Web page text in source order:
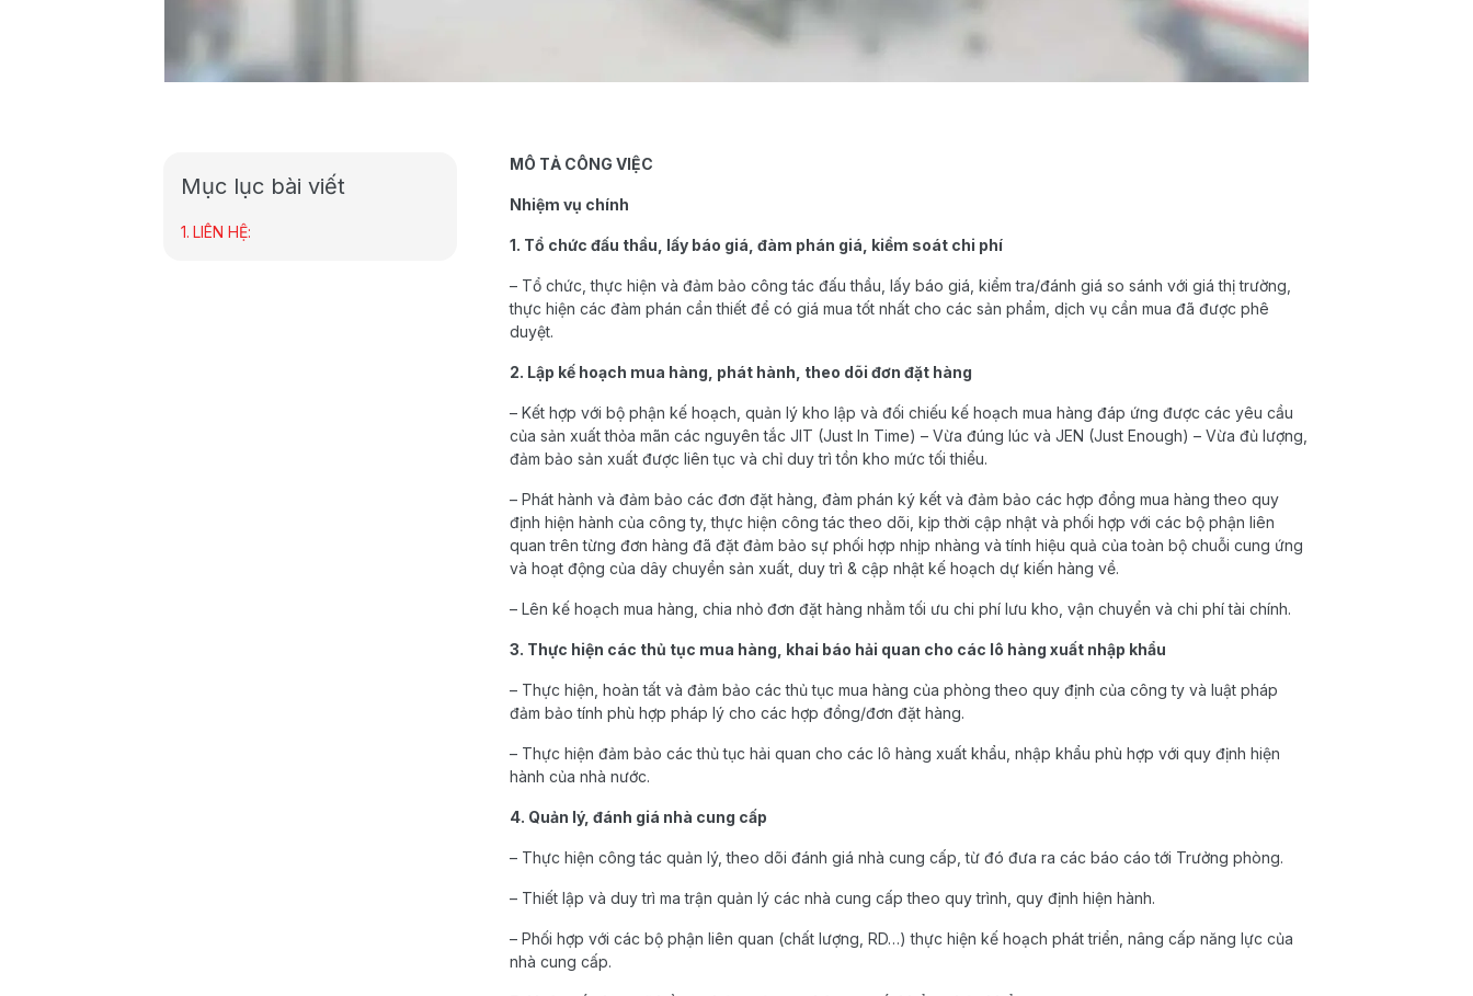
MÔ TẢ CÔNG VIỆC
Nhiệm vụ chính
1. Tổ chức đấu thầu, lấy báo giá, đàm phán giá, kiểm soát chi phí
– Tổ chức, thực hiện và đảm bảo công tác đấu thầu, lấy báo giá, kiểm tra/đánh giá so sánh với giá thị trường,
thực hiện các đàm phán cần thiết để có giá mua tốt nhất cho các sản phẩm, dịch vụ cần mua đã được phê
duyệt.
2. Lập kế hoạch mua hàng, phát hành, theo dõi đơn đặt hàng
– Kết hợp với bộ phận kế hoạch, quản lý kho lập và đối chiếu kế hoạch mua hàng đáp ứng được các yêu cầu
của sản xuất thỏa mãn các nguyên tắc JIT (Just In Time) – Vừa đúng lúc và JEN (Just Enough) – Vừa đủ lượng,
đảm bảo sản xuất được liên tục và chỉ duy trì tồn kho mức tối thiểu.
– Phát hành và đảm bảo các đơn đặt hàng, đàm phán ký kết và đảm bảo các hợp đồng mua hàng theo quy
định hiện hành của công ty, thực hiện công tác theo dõi, kịp thời cập nhật và phối hợp với các bộ phận liên
quan trên từng đơn hàng đã đặt đảm bảo sự phối hợp nhịp nhàng và tính hiệu quả của toàn bộ chuỗi cung ứng
và hoạt động của dây chuyền sản xuất, duy trì & cập nhật kế hoạch dự kiến hàng về.
– Lên kế hoạch mua hàng, chia nhỏ đơn đặt hàng nhằm tối ưu chi phí lưu kho, vận chuyển và chi phí tài chính.
3. Thực hiện các thủ tục mua hàng, khai báo hải quan cho các lô hàng xuất nhập khẩu
– Thực hiện, hoàn tất và đảm bảo các thủ tục mua hàng của phòng theo quy định của công ty và luật pháp
đảm bảo tính phù hợp pháp lý cho các hợp đồng/đơn đặt hàng.
– Thực hiện đảm bảo các thủ tục hải quan cho các lô hàng xuất khẩu, nhập khẩu phù hợp với quy định hiện
hành của nhà nước.
4. Quản lý, đánh giá nhà cung cấp
– Thực hiện công tác quản lý, theo dõi đánh giá nhà cung cấp, từ đó đưa ra các báo cáo tới Trưởng phòng.
– Thiết lập và duy trì ma trận quản lý các nhà cung cấp theo quy trình, quy định hiện hành.
– Phối hợp với các bộ phận liên quan (chất lượng, RD…) thực hiện kế hoạch phát triển, nâng cấp năng lực của
nhà cung cấp.
Mục lục bài viết
LIÊN HỆ: